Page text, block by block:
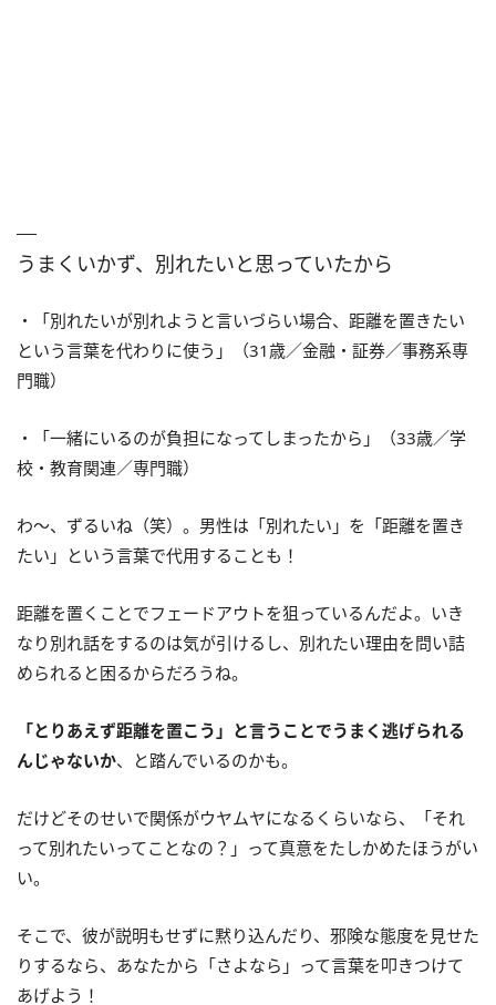
うまくいかず、別れたいと思っていたから
・「別れたいが別れようと言いづらい場合、距離を置きたい
という言葉を代わりに使う」（31歳／金融・証券／事務系専
門職）
・「一緒にいるのが負担になってしまったから」（33歳／学
校・教育関連／専門職）
わ～、ずるいね（笑）。男性は「別れたい」を「距離を置き
たい」という言葉で代用することも！
距離を置くことでフェードアウトを狙っているんだよ。いき
なり別れ話をするのは気が引けるし、別れたい理由を問い詰
められると困るからだろうね。
「とりあえず距離を置こう」と言うことでうまく逃げられる
んじゃないか、と踏んでいるのかも。
だけどそのせいで関係がウヤムヤになるくらいなら、「それ
って別れたいってことなの？」って真意をたしかめたほうがい
い。
そこで、彼が説明もせずに黙り込んだり、邪険な態度を見せた
りするなら、あなたから「さよなら」って言葉を叩きつけて
あげよう！